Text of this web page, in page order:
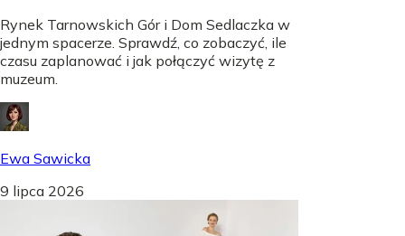
Rynek Tarnowskich Gór i Dom Sedlaczka w
jednym spacerze. Sprawdź, co zobaczyć, ile
czasu zaplanować i jak połączyć wizytę z
muzeum.
Ewa Sawicka
9 lipca 2026